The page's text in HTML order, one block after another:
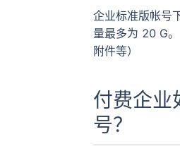
企业标准版帐号
量最多为 20 G。
附件等）
付费企业
号？